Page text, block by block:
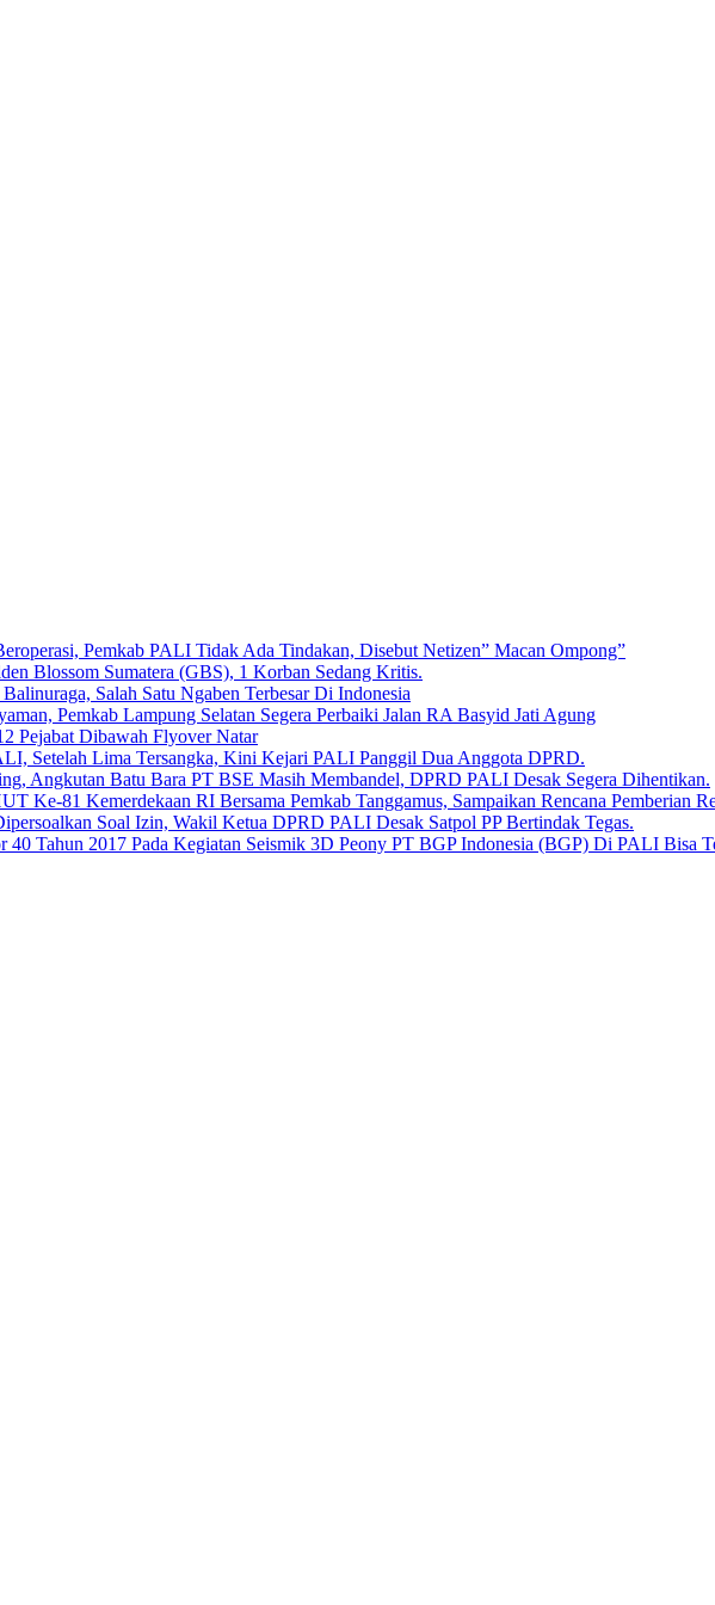
Pemkab PALI Tidak Ada Tindakan, Disebut Netizen” Macan Ompong”
Blossom Sumatera (GBS), 1 Korban Sedang Kritis.
Salah Satu Ngaben Terbesar Di Indonesia
Pemkab Lampung Selatan Segera Perbaiki Jalan RA Basyid Jati Agung
Pejabat Dibawah Flyover Natar
Setelah Lima Tersangka, Kini Kejari PALI Panggil Dua Anggota DPRD.
Angkutan Batu Bara PT BSE Masih Membandel, DPRD PALI Desak Segera Dihentikan.
Ke-81 Kemerdekaan RI Bersama Pemkab Tanggamus, Sampaikan Rencana Pemberian
Soal Izin, Wakil Ketua DPRD PALI Desak Satpol PP Bertindak Tegas.
40 Tahun 2017 Pada Kegiatan Seismik 3D Peony PT BGP Indonesia (BGP) Di PALI Bisa